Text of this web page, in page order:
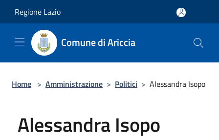
Regione Lazio
Comune di Ariccia
Home > Amministrazione > Politici > Alessandra Isopo
Alessandra Isopo